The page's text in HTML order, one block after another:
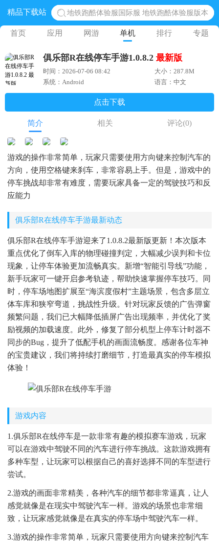
精品下载站
地铁跑酷体验服国际服 地铁跑酷体验服版本
网易光遇手游正版 点亮星空共庆周年
黎明觉醒生机腾讯正版 黎明觉醒生机国际服
蛋仔派对下载 蛋仔派对体验服
奥特曼王者传奇 正版奥特曼游戏
首页 应用 网游 单机 排行 专题
俱乐部R在线停车手游1.0.8.2 最新版
时间：2026-07-06 08:42
大小：287.8M
系统：Android
语言：中文
点击下载
简介 相关 评论(0)
游戏的操作非常简单，玩家只需要使用方向键来控制汽车的
方向，使用空格键来刹车，非常容易上手。但是，游戏中的
停车挑战却非常有难度，需要玩家具备一定的驾驶技巧和反
应能力
俱乐部R在线停车手游最新动态
俱乐部R在线停车手游迎来了1.0.8.2最新版更新！本次版本
重点优化了倒车入库的物理碰撞判定，大幅减少误判和卡位
现象，让停车体验更加流畅真实。新增“智能引导线”功能，
新手玩家可一键开启参考轨迹，帮助快速掌握停车技巧。同
时，停车场地图扩展至“海滨度假村”主题场景，包含多层立
体车库和狭窄弯道，挑战性升级。针对玩家反馈的广告弹窗
频繁问题，我们已大幅降低插屏广告出现频率，并优化了奖
励视频的加载速度。此外，修复了部分机型上停车计时器不
同步的Bug，提升了低配手机的画面流畅度。感谢各位车神
的宝贵建议，我们将持续打磨细节，打造最真实的停车模拟
体验！
游戏内容
1.俱乐部R在线停车是一款非常有趣的模拟赛车游戏，玩家
可以在游戏中驾驶不同的汽车进行停车挑战。这款游戏拥有
多种车型，让玩家可以根据自己的喜好选择不同的车型进行
尝试。
2.游戏的画面非常精美，各种汽车的细节都非常逼真，让人
感觉就像是在现实中驾驶汽车一样。游戏的场景也非常细
致，让玩家感觉就像是在真实的停车场中驾驶汽车一样。
3.游戏的操作非常简单，玩家只需要使用方向键来控制汽车